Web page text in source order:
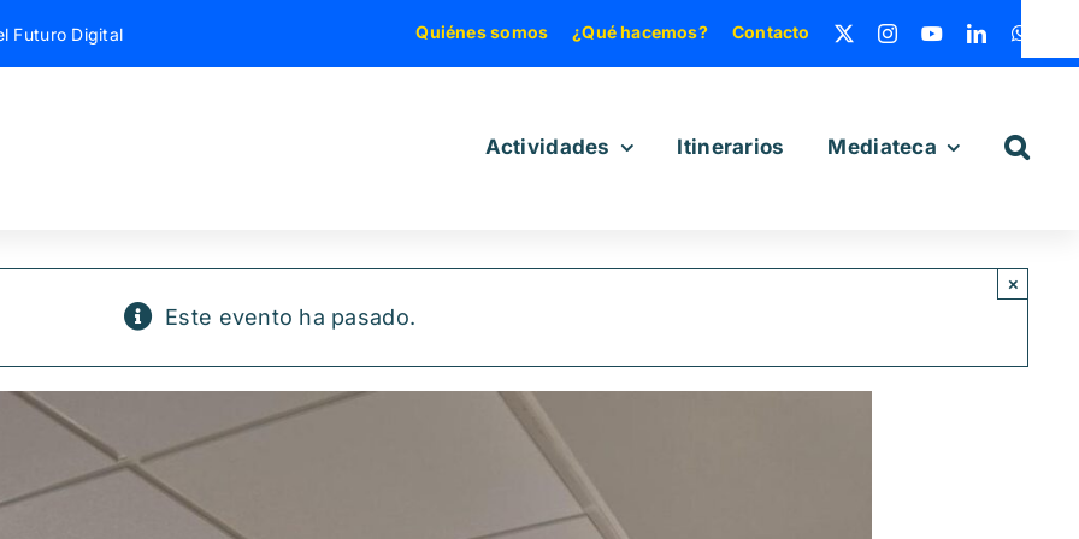
Futuro Digital Quiénes somos ¿Qué hacemos? Contacto
Actividades Itinerarios Mediateca
Este evento ha pasado.
×